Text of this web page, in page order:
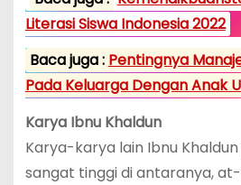
Literasi Siswa Indonesia 2022
Baca juga : Pentingnya
Pada Keluarga Dengan Anak
Karya Ibnu Khaldun
Karya-karya lain Ibnu
sangat tinggi di antaranya, at-